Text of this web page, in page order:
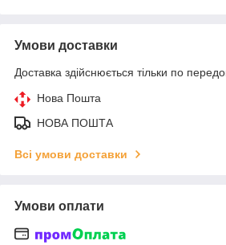
Умови доставки
Доставка здійснюється тільки по
Нова Пошта
НОВА ПОШТА
Всі умови доставки
Умови оплати